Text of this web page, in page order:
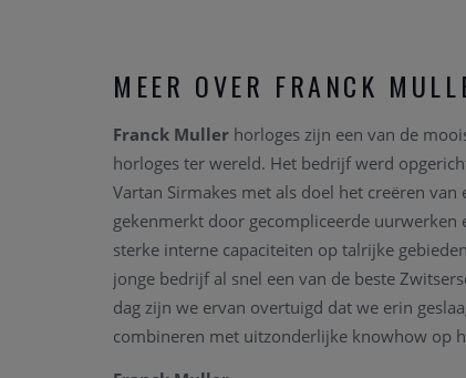
MEER OVER FRANCK
Franck Muller horloges zijn een van de
horloges ter wereld. Het bedrijf werd
Vartan Sirmakes met als doel het creëren
gekenmerkt door gecompliceerde
sterke interne capaciteiten op talrijke
jonge bedrijf al snel een van de beste
dag zijn we ervan overtuigd dat we erin
combineren met uitzonderlijke knowhow op